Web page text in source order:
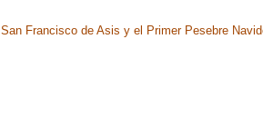
San Francisco de Asis y el Primer Pesebre